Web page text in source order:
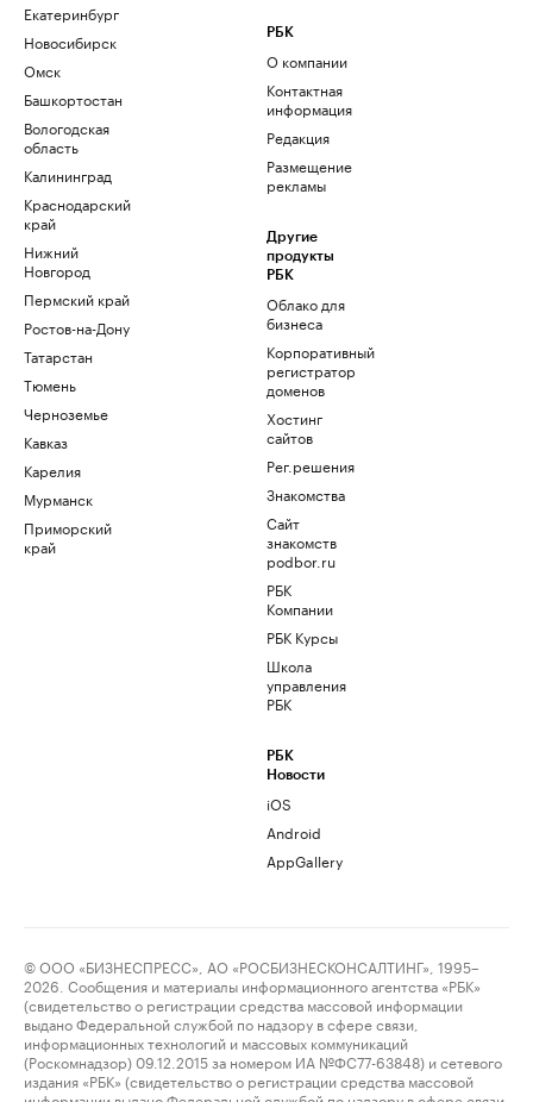
Екатеринбург
Новосибирск
Омск
Башкортостан
Вологодская
область
Калининград
Краснодарский
край
Нижний
Новгород
Пермский край
Ростов-на-Дону
Татарстан
Тюмень
Черноземье
Кавказ
Карелия
Мурманск
Приморский
край
РБК
О компании
Контактная
информация
Редакция
Размещение
рекламы
Другие
продукты
РБК
Облако для
бизнеса
Корпоративный
регистратор
доменов
Хостинг
сайтов
Рег.решения
Знакомства
Сайт
знакомств
podbor.ru
РБК
Компании
РБК Курсы
Школа
управления
РБК
РБК
Новости
iOS
Android
AppGallery
© ООО «БИЗНЕСПРЕСС», АО «РОСБИЗНЕСКОНСАЛТИНГ», 1995–
2026. Сообщения и материалы информационного агентства «РБК»
(свидетельство о регистрации средства массовой информации
выдано Федеральной службой по надзору в сфере связи,
информационных технологий и массовых коммуникаций
(Роскомнадзор) 09.12.2015 за номером ИА №ФС77-63848) и сетевого
издания «РБК» (свидетельство о регистрации средства массовой